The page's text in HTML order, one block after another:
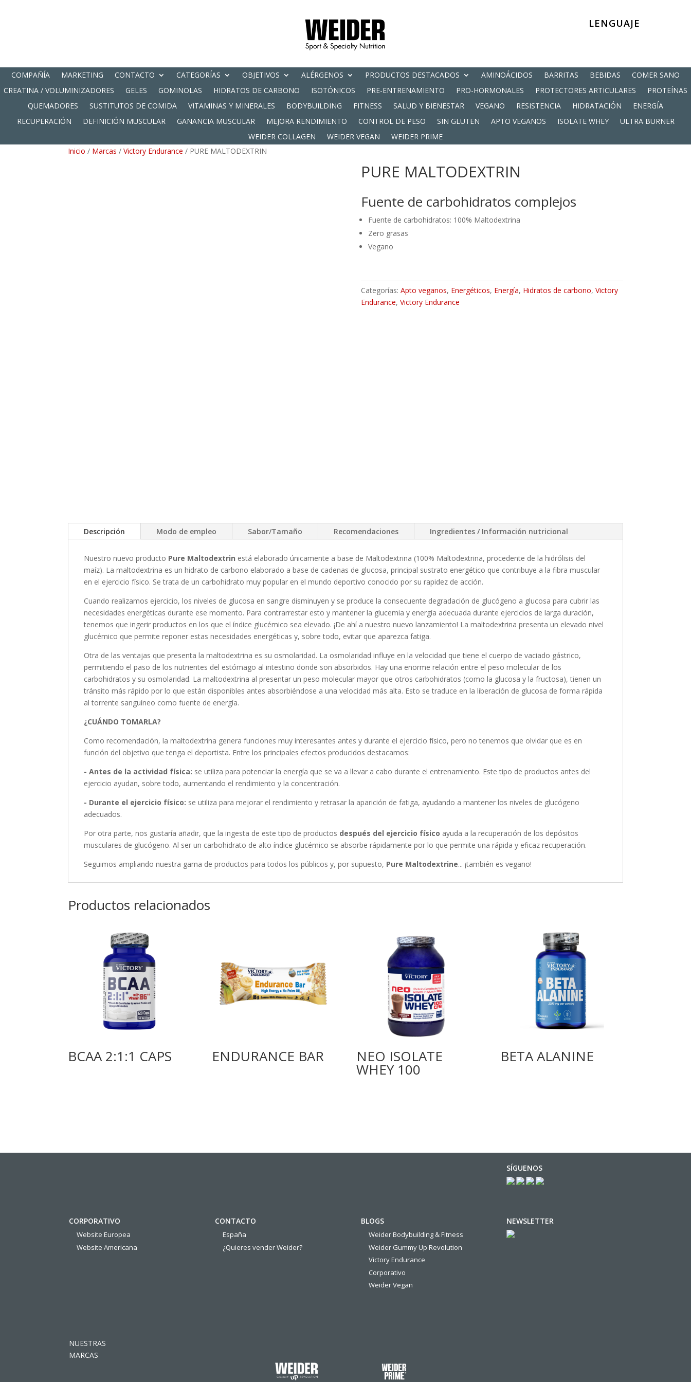
LENGUAJE
COMPAÑÍA MARKETING CONTACTO CATEGORÍAS OBJETIVOS ALÉRGENOS PRODUCTOS DESTACADOS AMINOÁCIDOS BARRITAS BEBIDAS
COMER SANO
CREATINA / VOLUMINIZADORES
GELES GOMINOLAS HIDRATOS DE CARBONO ISOTÓNICOS PRE-ENTRENAMIENTO PRO-HORMONALES PROTECTORES ARTICULARES
PROTEÍNAS
QUEMADORES
SUSTITUTOS DE COMIDA VITAMINAS Y MINERALES BODYBUILDING FITNESS SALUD Y BIENESTAR VEGANO RESISTENCIA HIDRATACIÓN
ENERGÍA
RECUPERACIÓN
DEFINICIÓN MUSCULAR GANANCIA MUSCULAR MEJORA RENDIMIENTO CONTROL DE PESO SIN GLUTEN APTO VEGANOS ISOLATE WHEY
ULTRA BURNER
WEIDER COLLAGEN
WEIDER VEGAN
WEIDER PRIME
Inicio / Marcas / Victory Endurance / PURE MALTODEXTRIN
PURE MALTODEXTRIN
Fuente de carbohidratos complejos
Fuente de carbohidratos: 100% Maltodextrina
Zero grasas
Vegano
Categorías: Apto veganos, Energéticos, Energía, Hidratos de carbono, Victory
Endurance, Victory Endurance
Descripción Modo de empleo Sabor/Tamaño Recomendaciones Ingredientes / Información nutricional
Nuestro nuevo producto Pure Maltodextrin está elaborado únicamente a base de Maltodextrina (100% Maltodextrina, procedente de la hidrólisis del
maíz). La maltodextrina es un hidrato de carbono elaborado a base de cadenas de glucosa, principal sustrato energético que contribuye a la fibra muscular
en el ejercicio físico. Se trata de un carbohidrato muy popular en el mundo deportivo conocido por su rapidez de acción.
Cuando realizamos ejercicio, los niveles de glucosa en sangre disminuyen y se produce la consecuente degradación de glucógeno a glucosa para cubrir las
necesidades energéticas durante ese momento. Para contrarrestar esto y mantener la glucemia y energía adecuada durante ejercicios de larga duración,
tenemos que ingerir productos en los que el índice glucémico sea elevado. ¡De ahí a nuestro nuevo lanzamiento! La maltodextrina presenta un elevado nivel
glucémico que permite reponer estas necesidades energéticas y, sobre todo, evitar que aparezca fatiga.
Otra de las ventajas que presenta la maltodextrina es su osmolaridad. La osmolaridad influye en la velocidad que tiene el cuerpo de vaciado gástrico,
permitiendo el paso de los nutrientes del estómago al intestino donde son absorbidos. Hay una enorme relación entre el peso molecular de los
carbohidratos y su osmolaridad. La maltodextrina al presentar un peso molecular mayor que otros carbohidratos (como la glucosa y la fructosa), tienen un
tránsito más rápido por lo que están disponibles antes absorbiéndose a una velocidad más alta. Esto se traduce en la liberación de glucosa de forma rápida
al torrente sanguíneo como fuente de energía.
¿CUÁNDO TOMARLA?
Como recomendación, la maltodextrina genera funciones muy interesantes antes y durante el ejercicio físico, pero no tenemos que olvidar que es en
función del objetivo que tenga el deportista. Entre los principales efectos producidos destacamos:
- Antes de la actividad física: se utiliza para potenciar la energía que se va a llevar a cabo durante el entrenamiento. Este tipo de productos antes del
ejercicio ayudan, sobre todo, aumentando el rendimiento y la concentración.
- Durante el ejercicio físico: se utiliza para mejorar el rendimiento y retrasar la aparición de fatiga, ayudando a mantener los niveles de glucógeno
adecuados.
Por otra parte, nos gustaría añadir, que la ingesta de este tipo de productos después del ejercicio físico ayuda a la recuperación de los depósitos
musculares de glucógeno. Al ser un carbohidrato de alto índice glucémico se absorbe rápidamente por lo que permite una rápida y eficaz recuperación.
Seguimos ampliando nuestra gama de productos para todos los públicos y, por supuesto, Pure Maltodextrine... ¡también es vegano!
Productos relacionados
BCAA 2:1:1 CAPS ENDURANCE BAR NEO ISOLATE
WHEY 100
BETA ALANINE
SÍGUENOS
CORPORATIVO
Website Europea
Website Americana
CONTACTO
España
¿Quieres vender Weider?
BLOGS
Weider Bodybuilding & Fitness
Weider Gummy Up Revolution
Victory Endurance
Corporativo
Weider Vegan
NEWSLETTER
NUESTRAS
MARCAS